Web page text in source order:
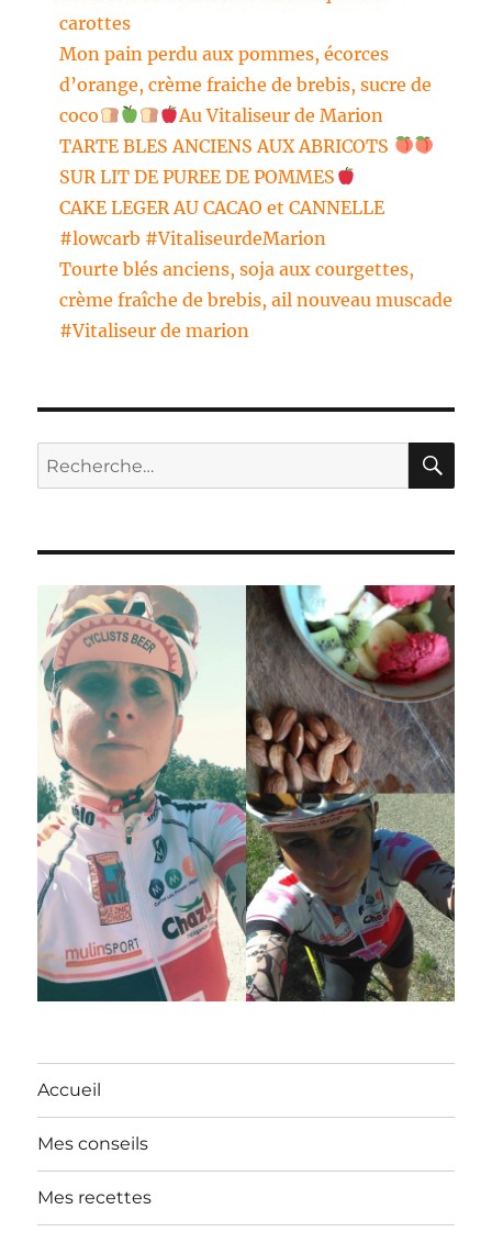
carottes
Mon pain perdu aux pommes, écorces
d’orange, crème fraiche de brebis, sucre de
coco
Au Vitaliseur de Marion
TARTE BLES ANCIENS AUX ABRICOTS
SUR LIT DE PUREE DE POMMES
CAKE LEGER AU CACAO et CANNELLE
#lowcarb #VitaliseurdeMarion
Tourte blés anciens, soja aux courgettes,
crème fraîche de brebis, ail nouveau muscade
#Vitaliseur de marion
Recherche
pour :
Accueil
Mes conseils
Mes recettes